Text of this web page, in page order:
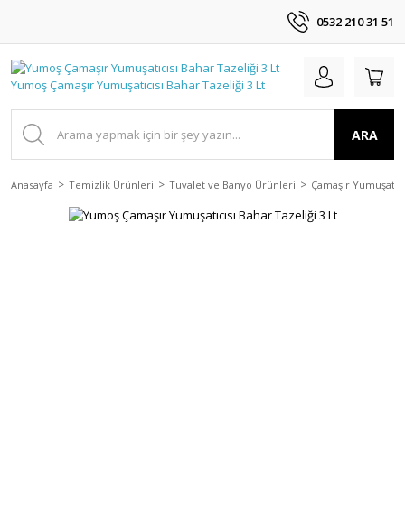
0532 210 31 51
ARA
Anasayfa Temizlik Ürünleri Tuvalet ve Banyo Ürünleri Çamaşır Yumuşatıcı